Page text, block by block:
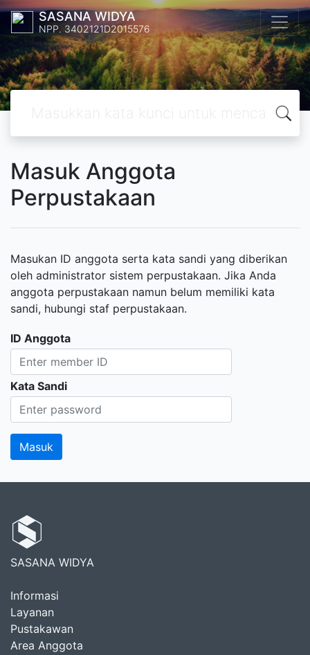
SASANA WIDYA
NPP. 3402121D2015576
Masuk Anggota
Perpustakaan
Masukan ID anggota serta kata sandi yang diberikan
oleh administrator sistem perpustakaan. Jika Anda
anggota perpustakaan namun belum memiliki kata
sandi, hubungi staf perpustakaan.
ID Anggota
Kata Sandi
SASANA WIDYA
Informasi
Layanan
Pustakawan
Area Anggota